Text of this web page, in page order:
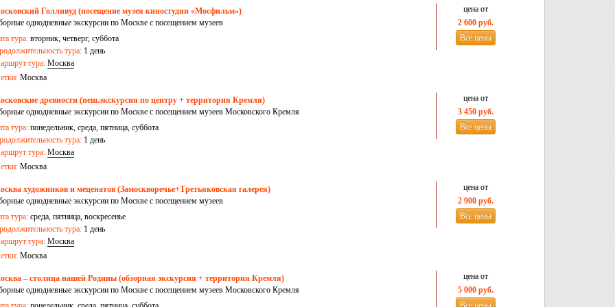
Голливуд (посещение музея киностудии «Мосфильм»)
однодневные экскурсии по Москве с посещением музеев
тура: вторник, четверг, суббота
тура: 1 день
тура: Москва
Москва
цена от
2 600 руб.
Все цены
древности (пеш.экскурсия по центру + территория Кремля)
однодневные экскурсии по Москве с посещением музеев Московского Кремля
тура: понедельник, среда, пятница, суббота
тура: 1 день
тура: Москва
Москва
цена от
3 450 руб.
Все цены
художников и меценатов (Замоскворечье+Третьяковская галерея)
однодневные экскурсии по Москве с посещением музеев
тура: среда, пятница, воскресенье
тура: 1 день
тура: Москва
Москва
цена от
2 900 руб.
Все цены
– столица нашей Родины (обзорная экскурсия + территория Кремля)
однодневные экскурсии по Москве с посещением музеев Московского Кремля
цена от
5 000 руб.
Все цены